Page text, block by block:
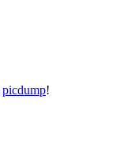
picdump!